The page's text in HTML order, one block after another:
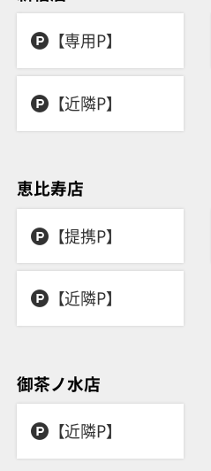
【専用P】
【近隣P】
恵比寿店
【提携P】
【近隣P】
御茶ノ水店
【近隣P】